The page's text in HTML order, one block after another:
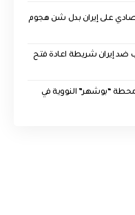
على إيران بدل شن هجوم
ضد إيران شريطة اعادة فتح
محطة “بوشهر” النووية في